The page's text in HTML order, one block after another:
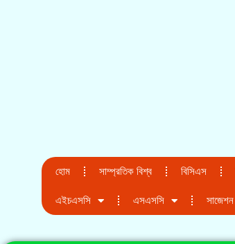
হোম সাম্প্রতিক বিশ্ব বিসিএস
এইচএসসি এসএসসি সাজেশন